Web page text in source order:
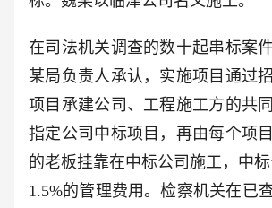
在司法机关调查的数十起串标案
某局负责人承认，实施项目通过
项目承建公司、工程施工方的共
指定公司中标项目，再由每个项
的老板挂靠在中标公司施工，中
1.5%的管理费用。检察机关在已